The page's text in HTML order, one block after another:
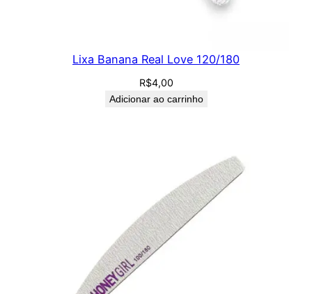
Lixa Banana Real Love 120/180
R$4,00
Adicionar ao carrinho